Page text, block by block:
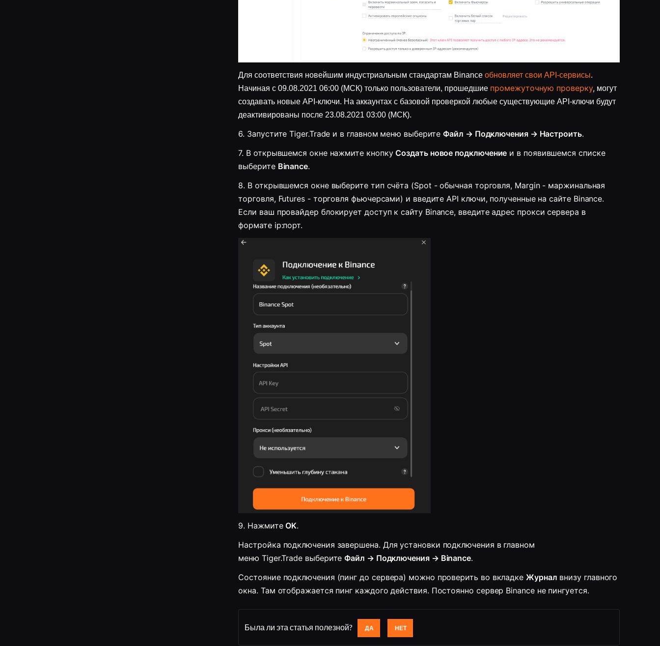
Для соответствия новейшим индустриальным стандартам Binanceобновляет свои API-сервисы.
Начиная с 09.08.2021 06:00 (МСК) только пользователи, прошедшие промежуточную проверку, могут
создавать новые API-ключи. На аккаунтах с базовой проверкой любые существующие API-ключи будут
деактивированы после 23.08.2021 03:00 (МСК).
6. Запустите Tiger.Trade и в главном меню выберите Файл → Подключения → Настроить.
7. В открывшемся окне нажмите кнопку Создать новое подключение и в появившемся списке
выберите Binance.
8. В открывшемся окне выберите тип счёта (Spot - обычная торговля, Margin - маржинальная
торговля, Futures - торговля фьючерсами) и введите API ключи, полученные на сайте Binance.
Если ваш провайдер блокирует доступ к сайту Binance, введите адрес прокси сервера в
формате ip:порт.
9. Нажмите OK.
Настройка подключения завершена. Для установки подключения в главном
меню Tiger.Trade выберите Файл → Подключения → Binance.
Состояние подключения (пинг до сервера) можно проверить во вкладке Журнал внизу главного
окна. Там отображается пинг каждого действия. Постоянно сервер Binance не пингуется.
Была ли эта статья полезной? ДА НЕТ